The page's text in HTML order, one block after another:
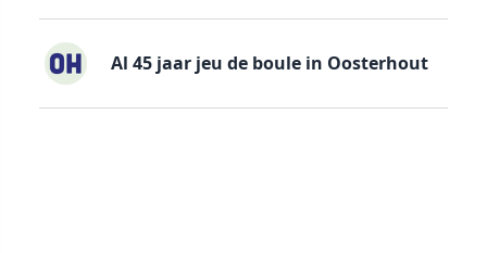
Al 45 jaar jeu de boule in Oosterhout